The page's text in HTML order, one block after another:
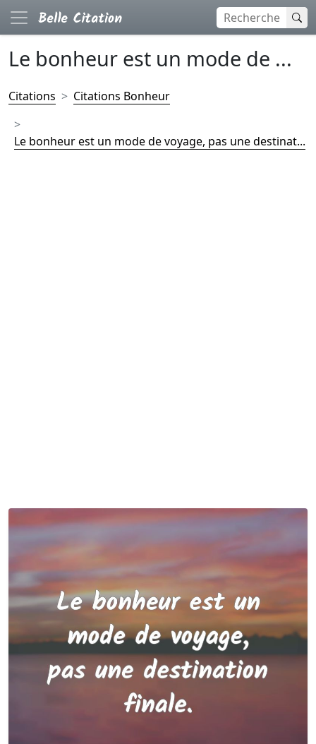
Le bonheur est un mode de ...
Citations Citations Bonheur
Le bonheur est un mode de voyage, pas une destinat...